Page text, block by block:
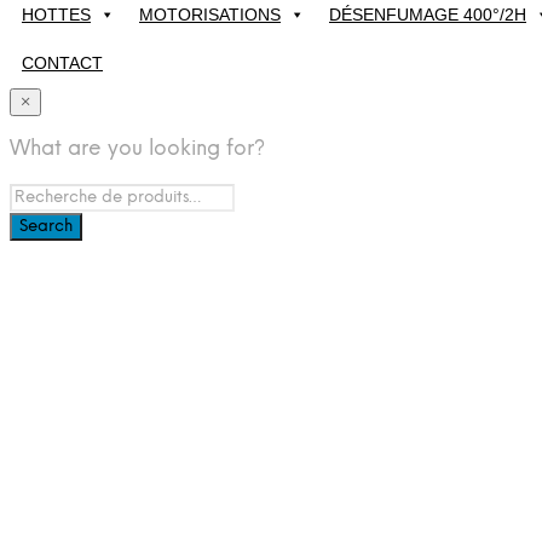
HOTTES MOTORISATIONS DÉSENFUMAGE 400°/2H
CONTACT
×
What are you looking for?